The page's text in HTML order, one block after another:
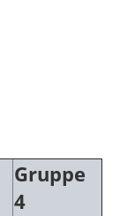
Gruppe
4